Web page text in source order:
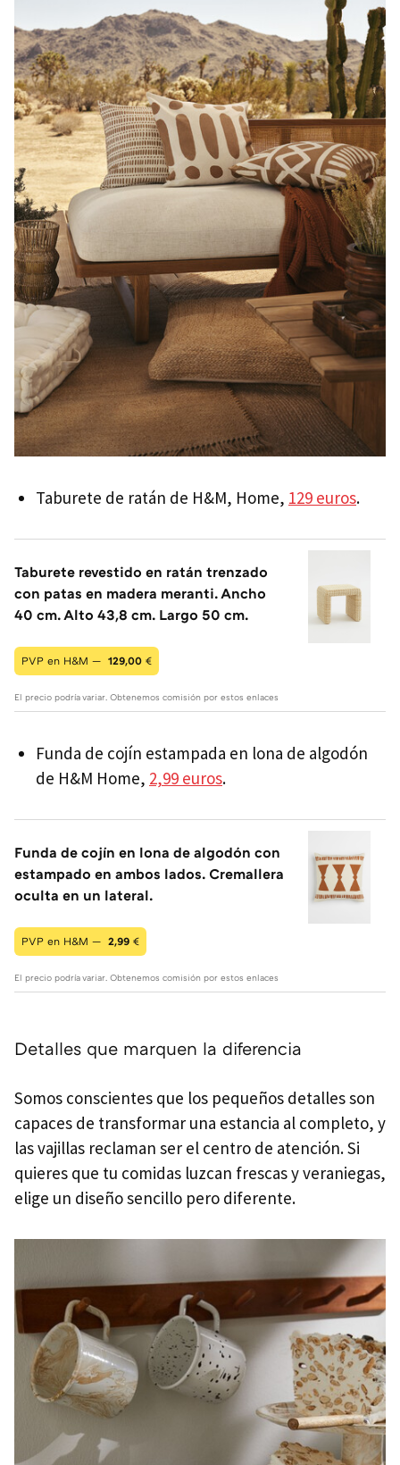
Taburete de ratán de H&M, Home, 129 euros.
Taburete revestido en ratán trenzado
con patas en madera meranti. Ancho
40 cm. Alto 43,8 cm. Largo 50 cm.
PVP en H&M — 129,00 €
El precio podría variar. Obtenemos comisión por estos enlaces
Funda de cojín estampada en lona de algodón
de H&M Home, 2,99 euros.
Funda de cojín en lona de algodón con
estampado en ambos lados. Cremallera
oculta en un lateral.
PVP en H&M — 2,99 €
El precio podría variar. Obtenemos comisión por estos enlaces
Detalles que marquen la diferencia
Somos conscientes que los pequeños detalles son
capaces de transformar una estancia al completo, y
las vajillas reclaman ser el centro de atención. Si
quieres que tu comidas luzcan frescas y veraniegas,
elige un diseño sencillo pero diferente.